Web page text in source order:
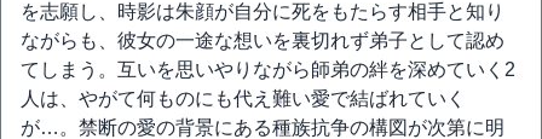
を志願し、時影は朱顔が自分に死をもたらす相手と知り
ながらも、彼女の一途な想いを裏切れず弟子として認め
てしまう。互いを思いやりながら師弟の絆を深めていく2
人は、やがて何ものにも代え難い愛で結ばれていく
が…。禁断の愛の背景にある種族抗争の構図が次第に明